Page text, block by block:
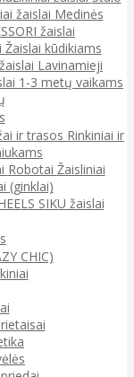
žaislai Medinės
žaislai
Žaislai kūdikiams
Lavinamieji
1-3 metų vaikams
ir trasos Rinkiniai ir
Robotai Žaisliniai
(ginklai)
SIKU žaislai
CHIC)